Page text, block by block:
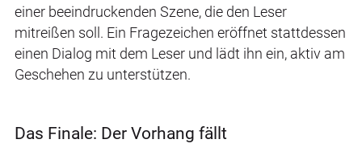
einer beeindruckenden Szene, die den Leser
mitreißen soll. Ein Fragezeichen eröffnet stattdessen
einen Dialog mit dem Leser und lädt ihn ein, aktiv am
Geschehen zu unterstützen.
Das Finale: Der Vorhang fällt